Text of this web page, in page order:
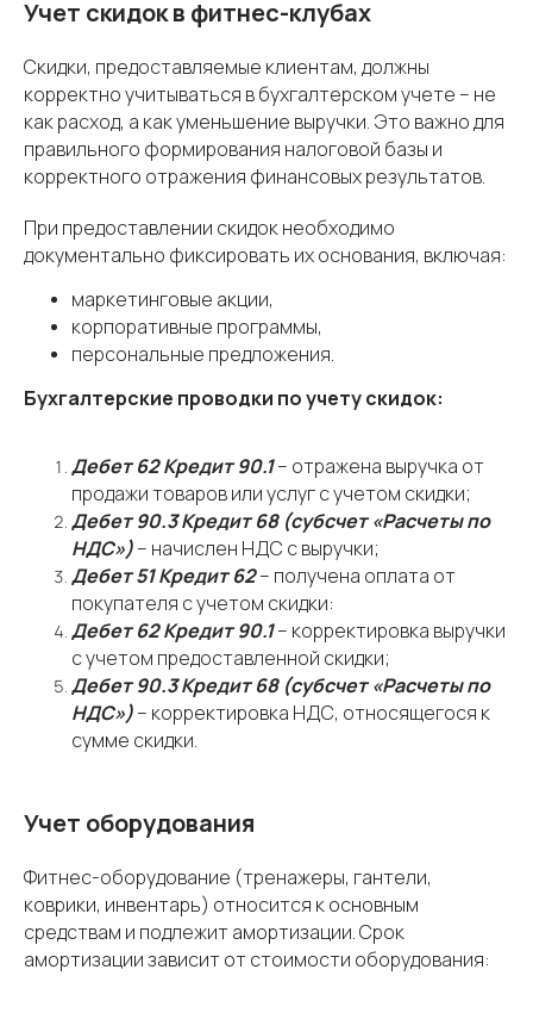
Учет скидок в фитнес-клубах
Скидки, предоставляемые клиентам, должны
корректно учитываться в бухгалтерском учете – не
как расход, а как уменьшение выручки. Это важно для
правильного формирования налоговой базы и
корректного отражения финансовых результатов.
При предоставлении скидок необходимо
документально фиксировать их основания, включая:
маркетинговые акции,
корпоративные программы,
персональные предложения.
Бухгалтерские проводки по учету скидок:
Дебет 62 Кредит 90.1– отражена выручка от
продажи товаров или услуг с учетом скидки;
Дебет 90.3 Кредит 68 (субсчет «Расчеты по
НДС»)– начислен НДС с выручки;
Дебет 51 Кредит 62– получена оплата от
покупателя с учетом скидки:
Дебет 62 Кредит 90.1– корректировка выручки
с учетом предоставленной скидки;
Дебет 90.3 Кредит 68 (субсчет «Расчеты по
НДС»)– корректировка НДС, относящегося к
сумме скидки.
Учет оборудования
Фитнес-оборудование (тренажеры, гантели,
коврики, инвентарь) относится к основным
средствам и подлежит амортизации. Срок
амортизации зависит от стоимости оборудования: